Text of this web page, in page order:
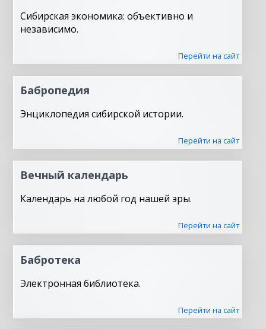
Сибирская экономика: объективно и
независимо.
Перейти на сайт
Бабропедия
Энциклопедия сибирской истории.
Перейти на сайт
Вечный календарь
Календарь на любой год нашей эры.
Перейти на сайт
Бабротека
Электронная библиотека.
Перейти на сайт